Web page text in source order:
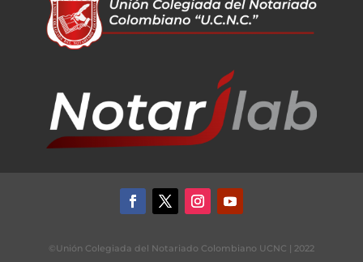
©Unión Colegiada del Notariado Colombiano UCNC | 2022